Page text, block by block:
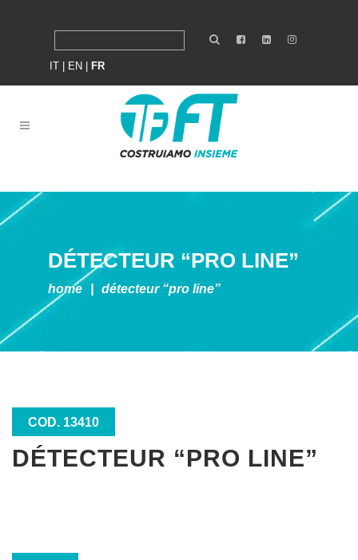
IT EN FR
DÉTECTEUR “PRO LINE”
home détecteur “pro line”
COD. 13410
DÉTECTEUR “PRO LINE”